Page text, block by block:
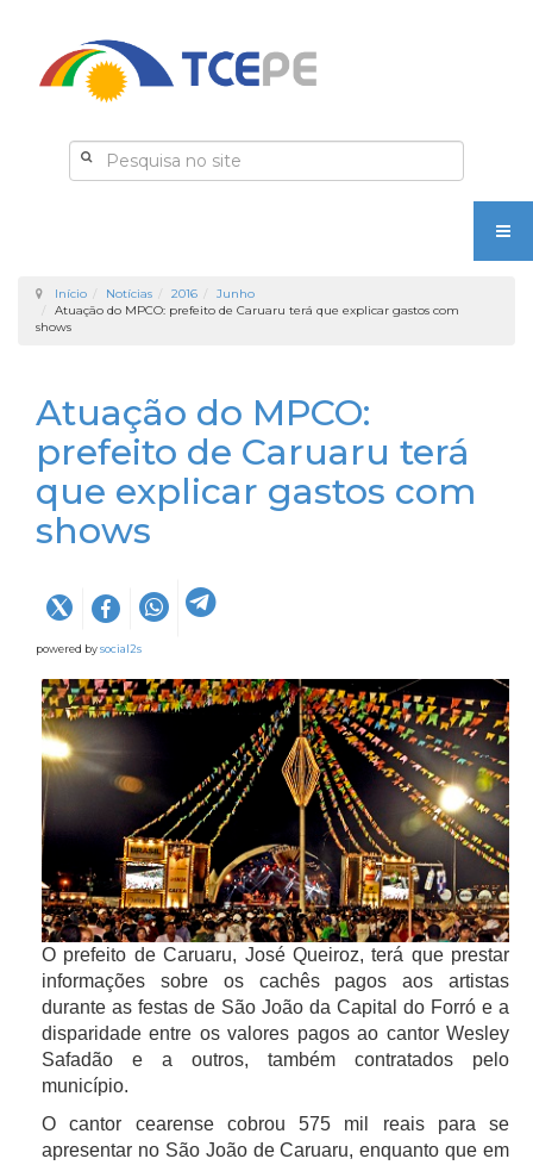
Início Notícias 2016
Junho
Atuação do MPCO: prefeito de Caruaru terá que explicar gastos com
shows
Atuação do MPCO:
prefeito de Caruaru terá
que explicar gastos com
shows
powered bysocial2s
O prefeito de Caruaru, José Queiroz, terá que prestar
informações sobre os cachês pagos aos artistas
durante as festas de São João da Capital do Forró e a
disparidade entre os valores pagos ao cantor Wesley
Safadão e a outros, também contratados pelo
município.
O cantor cearense cobrou 575 mil reais para se
apresentar no São João de Caruaru, enquanto que em